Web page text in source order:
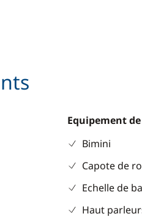
Equipement
Bimini
Capote de
Echelle de
Haut